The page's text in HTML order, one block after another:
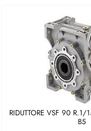
RIDUTTORE VSF 90
B5